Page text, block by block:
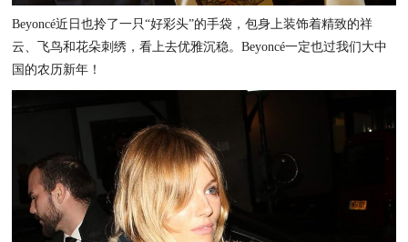
Beyoncé近日也拎了一只“好彩头”的手袋，包身上装饰着精致的祥
云、飞鸟和花朵刺绣，看上去优雅沉稳 。Beyoncé一定也过我们大中
国的农历新年！